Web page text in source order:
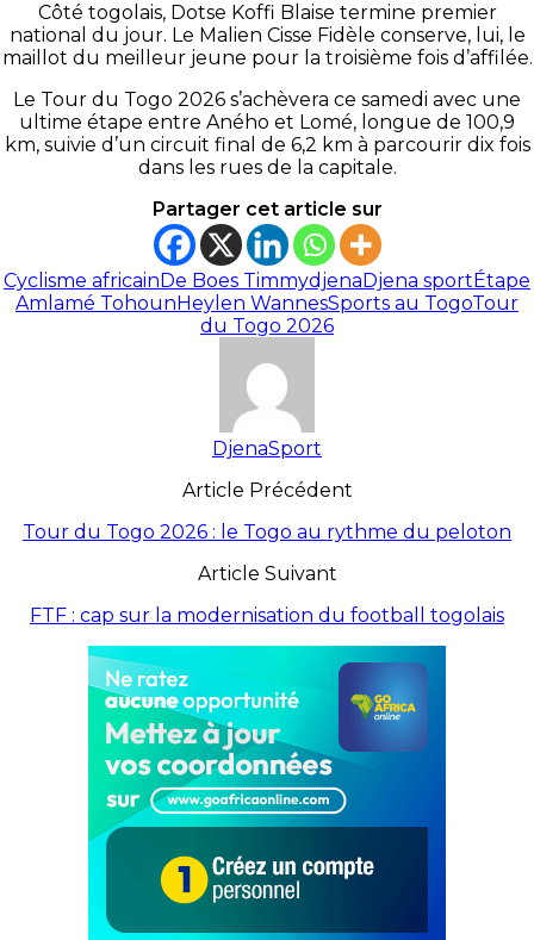
Côté togolais, Dotse Koffi Blaise termine premier
national du jour. Le Malien Cisse Fidèle conserve, lui, le
maillot du meilleur jeune pour la troisième fois d’affilée.
Le Tour du Togo 2026 s’achèvera ce samedi avec une
ultime étape entre Aného et Lomé, longue de 100,9
km, suivie d’un circuit final de 6,2 km à parcourir dix fois
dans les rues de la capitale.
Partager cet article sur
Cyclisme africainDe Boes TimmydjenaDjena sportÉtape
Amlamé TohounHeylen WannesSports au TogoTour
du Togo 2026
DjenaSport
Article Précédent
Tour du Togo 2026 : le Togo au rythme du peloton
Article Suivant
FTF : cap sur la modernisation du football togolais